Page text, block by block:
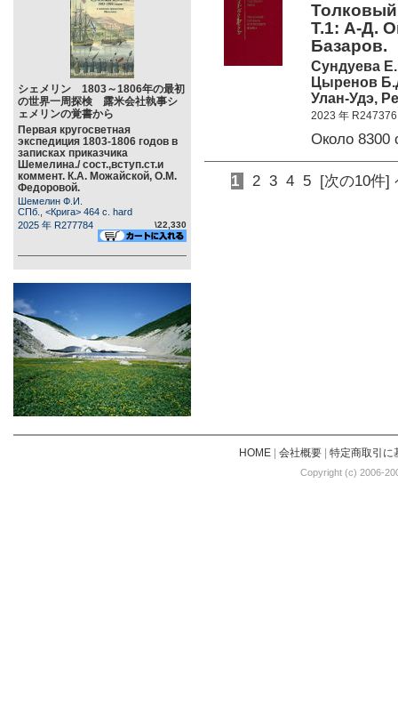
シェメリン 1803～1806年の最初
の世界一周探検 露米会社執事シ
ェメリンの覚書から
Первая кругосветная
экспедиция 1803-1806 годов в
записках приказчика
Шемелина./ сост.,вступ.ст.и
коммент. К.А. Можайской, О.М.
Федоровой.
Шемелин Ф.И.
СПб., <Крига> 464 c. hard
2025 年 R277784
\22,330
Толковый
Т.1: А-Д.
Базаров.
Сундуева
Цыренов
Улан-Удэ,
2023 年 R247376
Около 8300
1 2 3 4 5 [次の10件]
HOME| 会社概要| 特定商取引に
Copyright (c) 2006-